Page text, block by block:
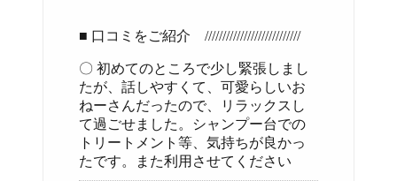
■ 口コミをご紹介 ///////////////////////////
〇 初めてのところで少し緊張しまし
たが、話しやすくて、可愛らしいお
ねーさんだったので、リラックスし
て過ごせました。シャンプー台での
トリートメント等、気持ちが良かっ
たです。また利用させてください